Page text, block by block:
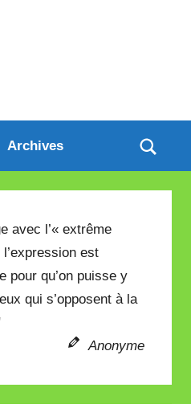
Archives
avec l’« extrême
est
pour qu’on puisse y
qui s’opposent à la
Anonyme